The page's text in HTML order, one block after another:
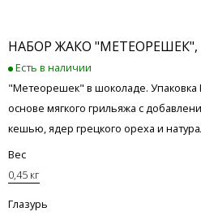
НАБОР ЖАКО "МЕТЕОРЕШЕК",
Есть в наличии
"Метеорешек" в шоколаде. Упаковка
основе мягкого грильяжа с
кешью, ядер грецкого ореха и
Вес
0,45 кг
Глазурь